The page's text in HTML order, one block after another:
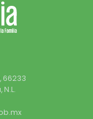
66233